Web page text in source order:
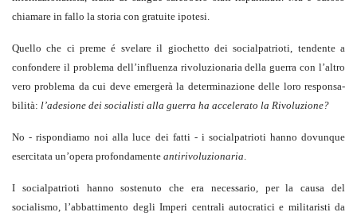
chiamare in fallo la storia con gratuite ipotesi.
Quello che ci preme é svelare il giochetto dei socialpatrioti, tendente a
confondere il problema dell’influenza rivoluzionaria della guerra con l’altro
vero problema da cui deve emergerà la determinazione delle loro responsa­
bilità: l’adesione dei socialisti alla guerra ha accelerato la Rivoluzione?
No - rispondiamo noi alla luce dei fatti - i socialpatrioti hanno dovun­que
esercitata un’opera profondamente antirivoluzionaria.
I socialpatrioti hanno sostenuto che era necessario, per la causa del
socialismo, l’abbattimento degli Imperi centrali autocratici e militaristi da